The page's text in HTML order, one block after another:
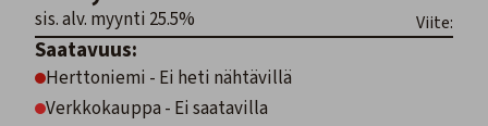
sis. alv. myynti 25.5% Viite:
Saatavuus:
Herttoniemi - Ei heti nähtävillä
Verkkokauppa - Ei saatavilla